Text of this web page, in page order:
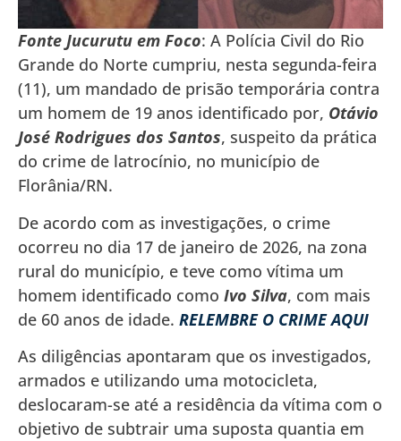
Fonte Jucurutu em Foco: A Polícia Civil do Rio
Grande do Norte cumpriu, nesta segunda-feira
(11), um mandado de prisão temporária contra
um homem de 19 anos identificado por, Otávio
José Rodrigues dos Santos, suspeito da prática
do crime de latrocínio, no município de
Florânia/RN.
De acordo com as investigações, o crime
ocorreu no dia 17 de janeiro de 2026, na zona
rural do município, e teve como vítima um
homem identificado como Ivo Silva, com mais
de 60 anos de idade. RELEMBRE O CRIME AQUI
As diligências apontaram que os investigados,
armados e utilizando uma motocicleta,
deslocaram-se até a residência da vítima com o
objetivo de subtrair uma suposta quantia em